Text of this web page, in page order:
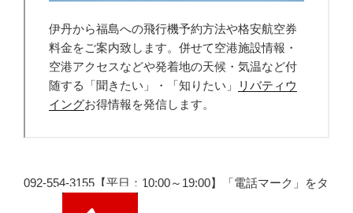
092-554-3155【平日：10:00～19:00】「電話マーク」をタ